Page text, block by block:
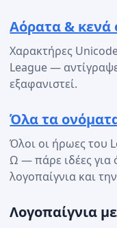
Αόρατα & κενά
Χαρακτήρες
League —
εξαφανιστεί.
Όλα τα
Όλοι οι ήρωες του
Ω — πάρε ιδέες για
λογοπαίγνια και
Λογοπαίγνια